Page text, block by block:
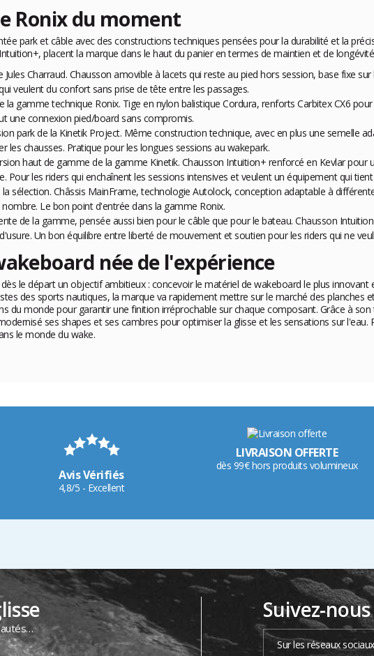
Ronix du moment
park et câble avec des constructions techniques pensées pour la durabilité et la
placent la marque dans le haut du panier en termes de maintien et de
Jules Charraud. Chausson amovible à lacets qui reste au pied hors session, base fixe
veulent du confort sans prise de tête entre les passages.
la gamme technique Ronix. Tige en nylon balistique Cordura, renforts Carbitex CX6
une connexion pied/board sans compromis.
park de la Kinetik Project. Même construction technique, avec en plus une semelle
les chausses. Pratique pour les longues sessions au wakepark.
haut de gamme de la gamme Kinetik. Chausson Intuition+ renforcé en Kevlar pour
Pour les riders qui enchaînent les sessions intensives et veulent un équipement qui
la sélection. Châssis MainFrame, technologie Autolock, conception adaptable à
Le bon point d'entrée dans la gamme Ronix.
de la gamme, pensée aussi bien pour le câble que pour le bateau. Chausson
Un bon équilibre entre liberté de mouvement et soutien pour les riders qui ne
née de l'expérience
le départ un objectif ambitieux : concevoir le matériel de wakeboard le plus
des sports nautiques, la marque va rapidement mettre sur le marché des planches
du monde pour garantir une finition irréprochable sur chaque composant. Grâce à
ses shapes et ses cambres pour optimiser la glisse et les sensations sur l'eau.
le monde du wake.
Avis Vérifiés
4,8/5 - Excellent
LIVRAISON OFFERTE
dès 99€ hors produits volumineux
Suivez-
Sur les réseaux sociaux